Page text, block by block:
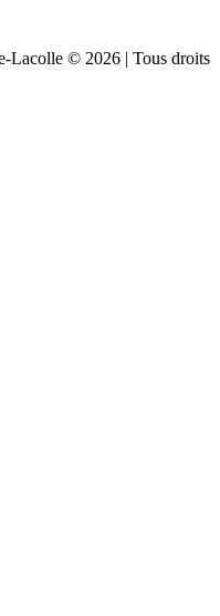
Lacolle © 2026 | Tous droits